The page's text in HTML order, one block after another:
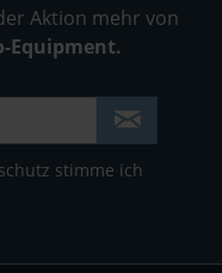
Aktion mehr von
Equipment.
stimme ich